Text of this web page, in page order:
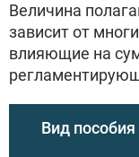
Величина
зависит от
влияющие на
Вид пособия